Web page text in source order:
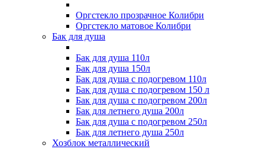
Оргстекло прозрачное Колибри
Оргстекло матовое Колибри
Бак для душа
Бак для душа 110л
Бак для душа 150л
Бак для душа с подогревом 110л
Бак для душа с подогревом 150 л
Бак для душа с подогревом 200л
Бак для летнего душа 200л
Бак для душа с подогревом 250л
Бак для летнего душа 250л
Хозблок металлический